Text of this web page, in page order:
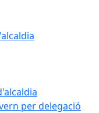
per delegació